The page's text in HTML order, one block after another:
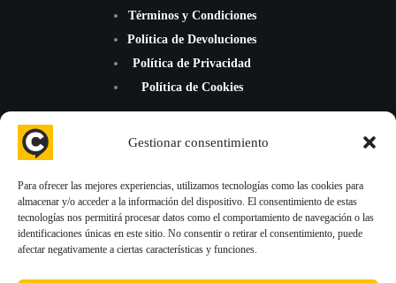
Gestionar consentimiento
Para ofrecer las mejores experiencias, utilizamos tecnologías como las cookies para
almacenar y/o acceder a la información del dispositivo. El consentimiento de estas
tecnologías nos permitirá procesar datos como el comportamiento de navegación o las
identificaciones únicas en este sitio. No consentir o retirar el consentimiento, puede
afectar negativamente a ciertas características y funciones.
Términos y Condiciones
Política de Devoluciones
Política de Privacidad
Política de Cookies
¡Mejoramos la reputación de tu negocio con nuevas reseñas de
Google Maps, TripAdvisor y Trustpilot!